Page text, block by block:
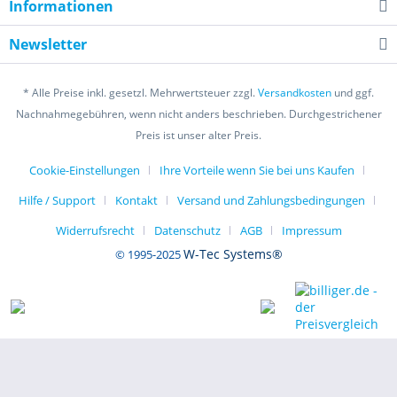
dieser Software!
Auch die Fahrzeugkonfiguration spielt bei einem
modernen Auto eine große Rolle. Immer komplexere
Elektronik-Systeme verlangen nach anpassungsfähigen
die je nach Fahrzeugausstattung konfiguriert werden
können.
nun langsam in die Jahre kommen und sich somit
die Mängel häufen, stehen immer mehr Mechaniker
Informationen
Newsletter
* Alle Preise inkl. gesetzl. Mehrwertsteuer zzgl.Versandkosten und ggf.
Nachnahmegebühren, wenn nicht anders beschrieben. Durchgestrichener
Preis ist unser alter Preis.
Cookie-Einstellungen
Ihre Vorteile wenn Sie bei uns Kaufen
Hilfe / Support
Kontakt
Versand und Zahlungsbedingungen
Widerrufsrecht
Datenschutz AGB
Impressum
© 1995-2025W-Tec Systems®